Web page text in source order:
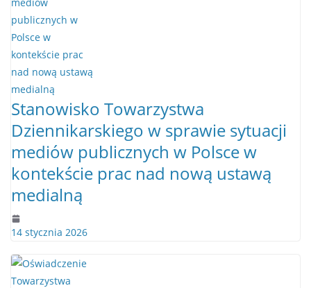
Stanowisko Towarzystwa
Dziennikarskiego w sprawie sytuacji
mediów publicznych w Polsce w
kontekście prac nad nową ustawą
medialną
14 stycznia 2026